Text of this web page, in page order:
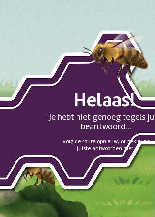
Helaas!
Je hebt niet genoeg tegels
beantwoord...
Volg de route opnieuw, of bekijk de
juiste antwoorden hier.